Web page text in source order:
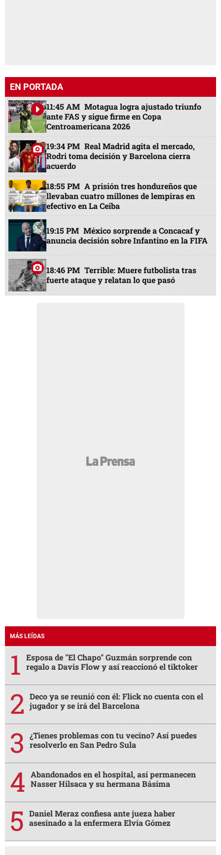
EN PORTADA
11:45 AM Motagua logra ajustado triunfo
ante FAS y sigue firme en Copa
Centroamericana 2026
19:34 PM Real Madrid agita el mercado,
Rodri toma decisión y Barcelona cierra
acuerdo
18:55 PM A prisión tres hondureños que
llevaban cuatro millones de lempiras en
efectivo en La Ceiba
19:15 PM México sorprende a Concacaf y
anuncia decisión sobre Infantino en la FIFA
18:46 PM Terrible: Muere futbolista tras
fuerte ataque y relatan lo que pasó
MÁS LEÍDAS
Esposa de "El Chapo" Guzmán sorprende con
regalo a Davis Flow y así reaccionó el tiktoker
Deco ya se reunió con él: Flick no cuenta con el
jugador y se irá del Barcelona
¿Tienes problemas con tu vecino? Así puedes
resolverlo en San Pedro Sula
Abandonados en el hospital, así permanecen
Nasser Hilsaca y su hermana Básima
Daniel Meraz confiesa ante jueza haber
asesinado a la enfermera Elvia Gómez